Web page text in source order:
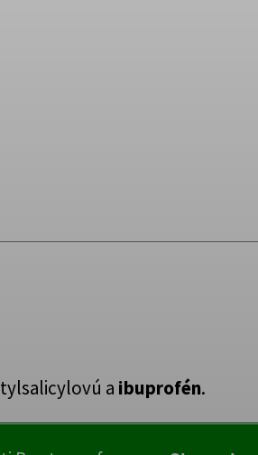
a ibuprofén.